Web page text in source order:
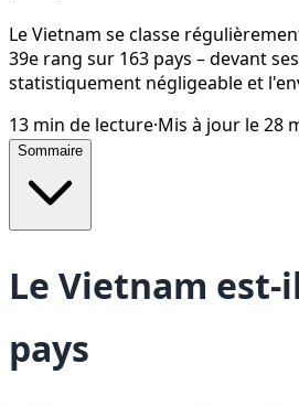
Le Vietnam se classe
39e rang sur 163 pays – devant
statistiquement négligeable et
13 min de lecture·Mis à jour le28
Sommaire
Le Vietnam est-
pays